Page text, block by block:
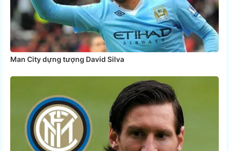
Man City dựng tượng David Silva